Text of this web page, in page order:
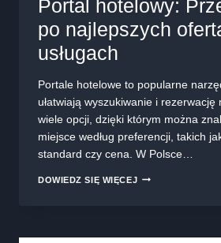
Portal hotelowy:
po najlepszych
usługach
Portale hotelowe to popularne
ułatwiają wyszukiwanie i rezerwację
wiele opcji, dzięki którym można
miejsce według preferencji, takich
standard czy cena. W Polsce…
DOWIEDZ SIĘ WIĘCEJPORTAL